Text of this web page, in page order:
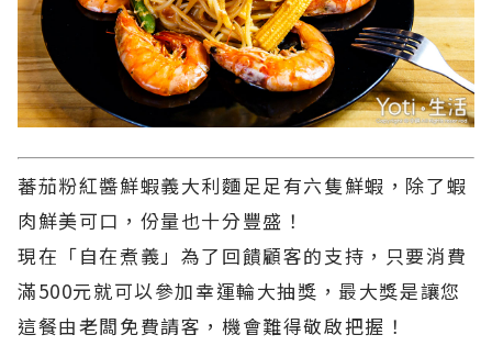
蕃茄粉紅醬鮮蝦義大利麵足足有六隻鮮蝦，除了蝦
肉鮮美可口，份量也十分豐盛！
現在「自在煮義」為了回饋顧客的支持，只要消費
滿500元就可以參加幸運輪大抽獎，最大獎是讓您
這餐由老闆免費請客，機會難得敬啟把握！